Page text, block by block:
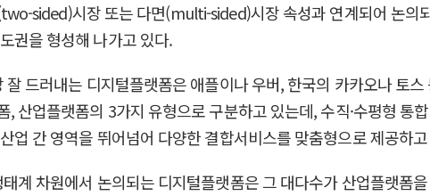
sided)시장 또는 다면(multi-sided)시장 속성과 연계되어 논
권을 형성해 나가고 있다.
드러내는 디지털플랫폼은 애플이나 우버, 한국의 카카오나 토
, 산업플랫폼의 3가지 유형으로 구분하고 있는데, 수직·수평형 통
업 간 영역을 뛰어넘어 다양한 결합서비스를 맞춤형으로 제공하
계 차원에서 논의되는 디지털플랫폼은 그 대다수가 산업플랫폼